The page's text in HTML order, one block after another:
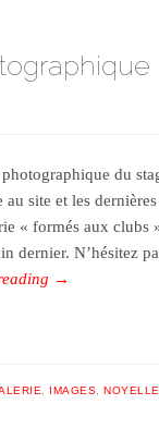
du
au site et les
« formés aux clubs
dernier. N’hésitez
→
IMAGES ,